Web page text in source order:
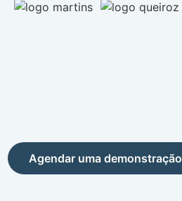
Agendar uma demonstração